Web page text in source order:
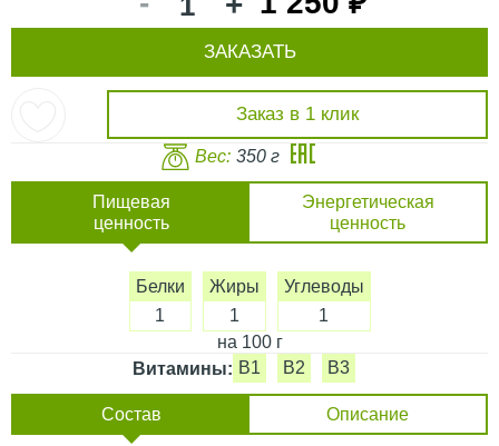
Заказ в 1 клик
ЗАКАЗАТЬ
Вес: 350 г
Пищевая
ценность
Энергетическая
ценность
Белки
1
Жиры
1
Углеводы
1
на 100 г
Витамины: B1 B2 B3
Состав Описание